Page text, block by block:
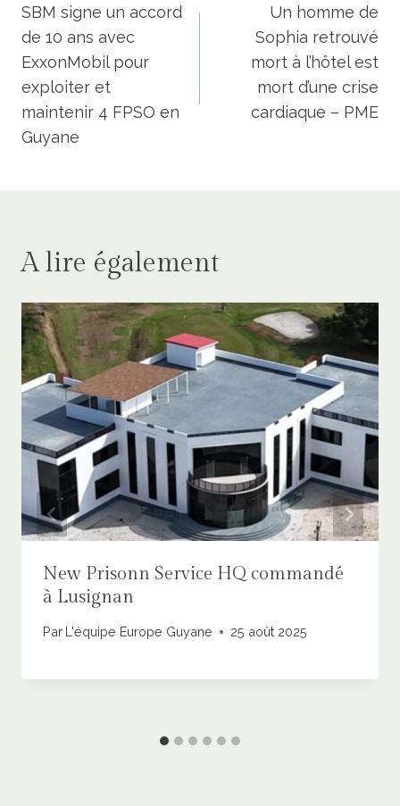
de
l’article
SBM signe un accord
de 10 ans avec
ExxonMobil pour
exploiter et
maintenir 4 FPSO en
Guyane
Un homme de
Sophia retrouvé
mort à l’hôtel est
mort d’une crise
cardiaque – PME
A lire également
New Prisonn Service HQ commandé
à Lusignan
Par L'équipe Europe Guyane 25 août 2025